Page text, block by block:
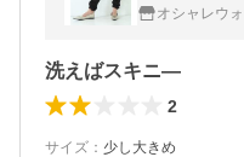
交換不可※【
オシャレウ
洗えばスキニ―
2
サイズ ： 少し大きめ